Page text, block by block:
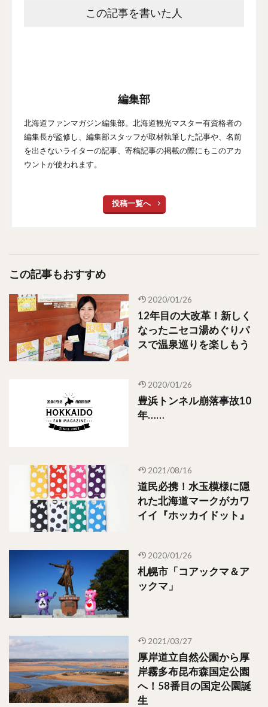
この記事を書いた人
編集部
北海道ファンマガジン編集部。北海道観光マスター有資格者の
編集長が監修し、編集部スタッフが取材執筆した記事や、名前
を出さないライターの記事、寄稿記事の掲載の際にもこのアカ
ウントが使われます。
投稿一覧へ
この記事もおすすめ
2020/01/26
12年目の大改革！新しく
なったニセコ湯めぐりパ
スで温泉巡りを楽しもう
2020/01/26
豊浜トンネル崩落事故10
年……
2021/08/16
道民必携！水玉模様に隠
れた北海道マークがカワ
イイ『ホッカイドット』
2020/01/26
札幌市「コアックマ＆ア
ックマ」
2021/03/27
厚岸道立自然公園から厚
岸霧多布昆布森国定公園
へ！58番目の国定公園誕
生